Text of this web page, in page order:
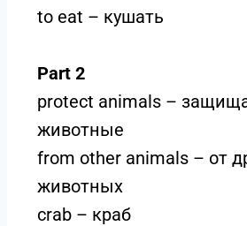
to eat – кушать
Part 2
protect animals –
животные
from other animals – от
животных
crab – краб